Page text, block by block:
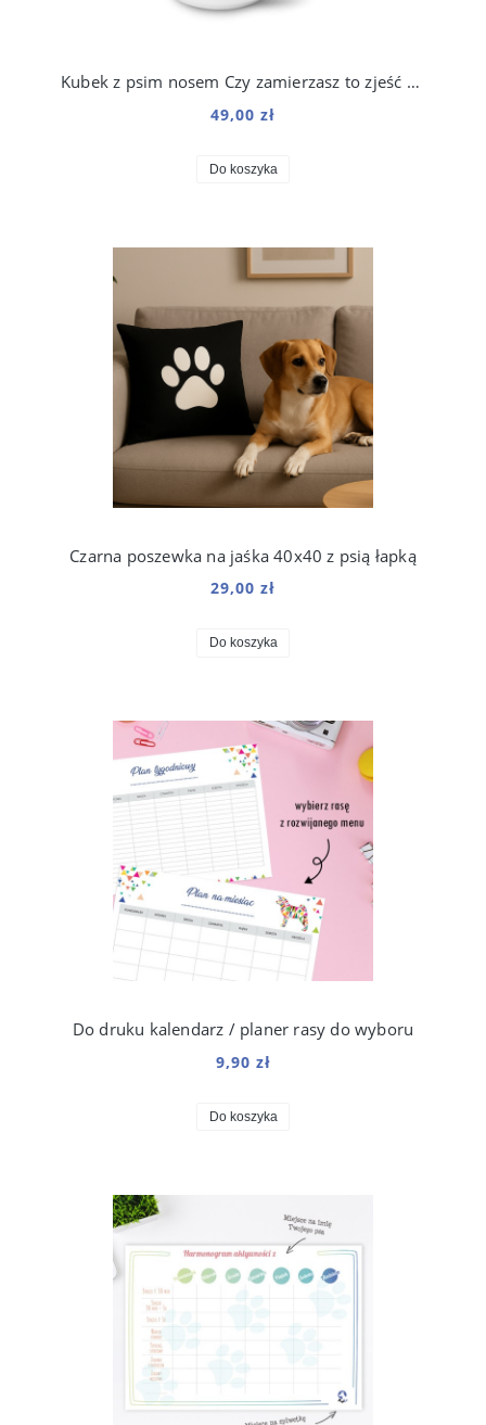
Kubek z psim nosem Czy zamierzasz to zjeść 250 ml
49,00 zł
Do koszyka
Czarna poszewka na jaśka 40x40 z psią łapką
29,00 zł
Do koszyka
Do druku kalendarz / planer rasy do wyboru
9,90 zł
Do koszyka